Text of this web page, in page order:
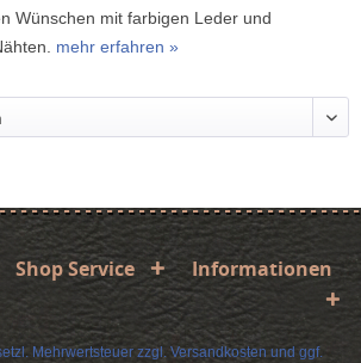
Wünschen mit farbigen Leder und
mehr erfahren »
Shop Service Informationen
Mehrwertsteuer zzgl. Versandkosten und ggf.